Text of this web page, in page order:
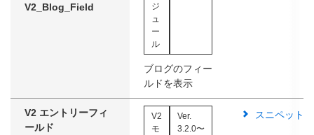
V2_Blog_Field
ジ
ュ
ー
ル
ブログのフィー
ルドを表示
V2 エントリーフィ
ールド
V2
モ
Ver.
3.2.0〜
スニペット